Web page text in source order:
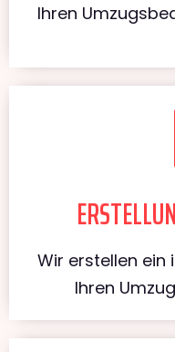
Ihren
Wir erstellen ein
Ihren